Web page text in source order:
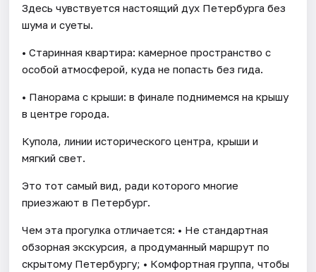
Здесь чувствуется настоящий дух Петербурга без
шума и суеты.
• Старинная квартира: камерное пространство с
особой атмосферой, куда не попасть без гида.
• Панорама с крыши: в финале поднимемся на крышу
в центре города.
Купола, линии исторического центра, крыши и
мягкий свет.
Это тот самый вид, ради которого многие
приезжают в Петербург.
Чем эта прогулка отличается: • Не стандартная
обзорная экскурсия, а продуманный маршрут по
скрытому Петербургу; • Комфортная группа, чтобы